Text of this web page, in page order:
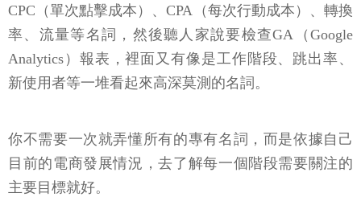
CPC（單次點擊成本）、CPA（每次行動成本）、轉換
率、流量等名詞，然後聽人家說要檢查GA（Google
Analytics）報表，裡面又有像是工作階段、跳出率、
新使用者等一堆看起來高深莫測的名詞。
你不需要一次就弄懂所有的專有名詞，而是依據自己
目前的電商發展情況，去了解每一個階段需要關注的
主要目標就好。